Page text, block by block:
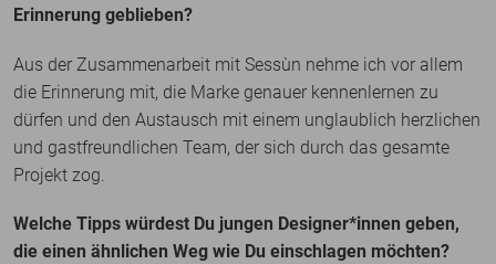
Erinnerung geblieben?
Aus der Zusammenarbeit mit Sessùn nehme ich vor allem
die Erinnerung mit, die Marke genauer kennenlernen zu
dürfen und den Austausch mit einem unglaublich herzlichen
und gastfreundlichen Team, der sich durch das gesamte
Projekt zog.
Welche Tipps würdest Du jungen Designer*innen geben,
die einen ähnlichen Weg wie Du einschlagen möchten?